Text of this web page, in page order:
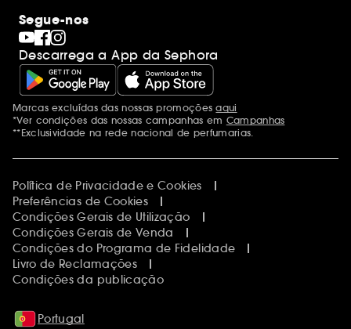
Segue-nos
Descarrega a App da Sephora
Menções adicionais
Marcas excluídas das nossas promoçõesaqui
*Ver condições das nossas campanhas em Campanhas
**Exclusividade na rede nacional de perfumarias.
Política de Privacidade e Cookies
Preferências de Cookies
Condições Gerais de Utilização
Condições Gerais de Venda
Condições do Programa de Fidelidade
Livro de Reclamações
Condições da publicação
Portugal